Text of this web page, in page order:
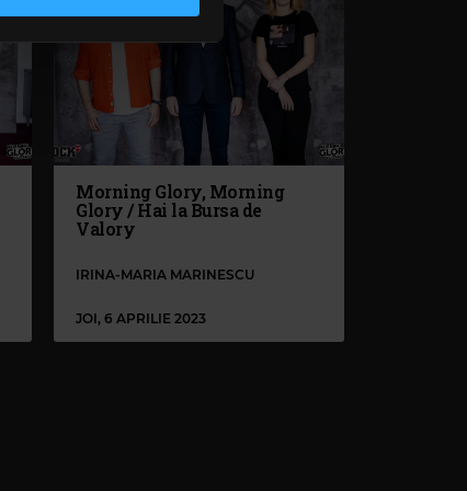
Morning Glory, Morning
Glory / Hai la Bursa de
Valory
IRINA-MARIA MARINESCU
JOI, 6 APRILIE 2023